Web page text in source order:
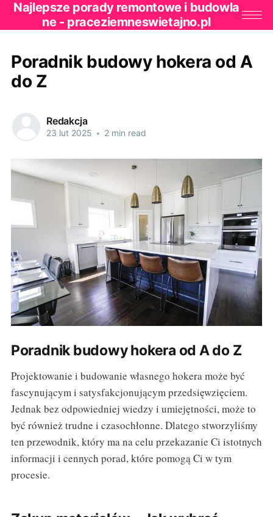
Najlepsze porady remontowe i budowla
ne - praceziemneswietajno.pl
Poradnik budowy hokera od A
do Z
Redakcja
23 lut 2025 • 2 min read
Poradnik budowy hokera od A do Z
Projektowanie i budowanie własnego hokera może być
fascynującym i satysfakcjonującym przedsięwzięciem.
Jednak bez odpowiedniej wiedzy i umiejętności, może to
być również trudne i czasochłonne. Dlatego stworzyliśmy
ten przewodnik, który ma na celu przekazanie Ci istotnych
informacji i cennych porad, które pomogą Ci w tym
procesie.